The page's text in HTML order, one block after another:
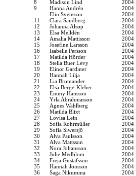
8
Madison Lind
2004
9
Hanna Andrén
2004
Elin Svensson
2004
11
Clara Sandberg
2004
12
Johanna Alsop
2004
13
Elsa Melldén
2004
14
Amalia Mattisson
2004
15
Josefine Larsson
2004
16
Isabelle Persson
2004
17
Matilda Hörder
2004
18
Stella Buer Levy
2004
19
Elinor Gardiner
2004
20
Hannah Lilja
2004
21
Lia Bromander
2004
22
Elsa Berge-Kleber
2004
23
Emmy Hansson
2004
24
Yrla Abrahmasson
2004
25
Agnes Wahlberg
2004
26
Matilda Blixt
2004
27
Lovisa Lein
2004
28
Sofia Rohrmüller
2004
29
Sofia Siwersjö
2004
30
Alva Paulsson
2004
31
Alva Mattsson
2004
32
Nora Johansson
2004
33
Julie Medblom
2004
34
Freja Gustafsson
2004
35
Hannah Jonsson
2004
36
Saga Nikumma
2004